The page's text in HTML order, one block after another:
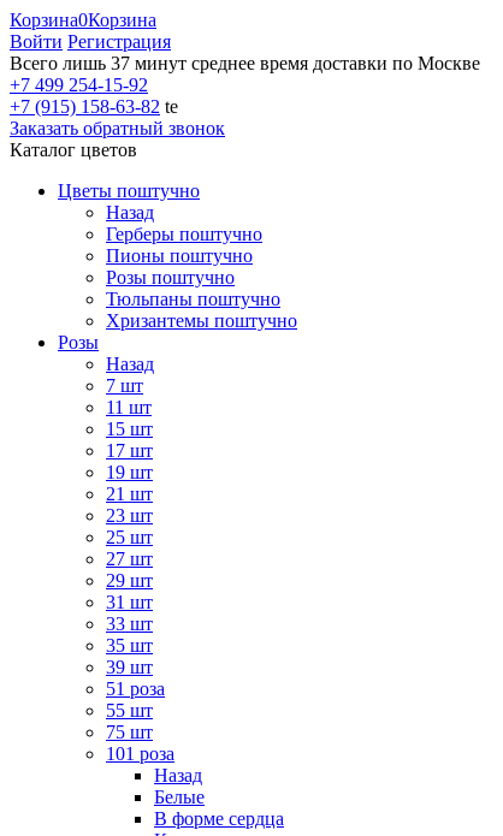
Корзина0Корзина
Войти Регистрация
Всего лишь 37 минут среднее время доставки по Москве
+7 499 254-15-92
+7 (915) 158-63-82 te
Заказать обратный звонок
Каталог цветов
Цветы поштучно
Назад
Герберы поштучно
Пионы поштучно
Розы поштучно
Тюльпаны поштучно
Хризантемы поштучно
Розы
Назад
7 шт
11 шт
15 шт
17 шт
19 шт
21 шт
23 шт
25 шт
27 шт
29 шт
31 шт
33 шт
35 шт
39 шт
51 роза
55 шт
75 шт
101 роза
Назад
Белые
В форме сердца